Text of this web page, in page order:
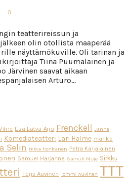
0
teatterireissun ja
olin otollista maaperää
näyttämökuville. Oli tarinan ja
Tiina Puumalainen ja
Järvinen saavat aikaan
Arturo…
Esa Latva-Äijö Frenckell Janne
Komediateatteri Lari Halme marika
Selin mika honkanen Petra Karjalainen
Samuel Harjanne Samuli Muje Sirkku
Teija Auvinen Tommi Auvinen TTT